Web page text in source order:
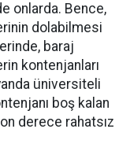
onlarda. Bence,
dolabilmesi
baraj
kontenjanları
üniversiteli
boş kalan
derece rahatsız